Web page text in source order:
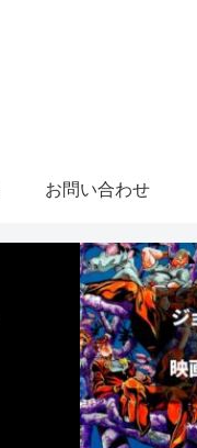
お問い合わせ